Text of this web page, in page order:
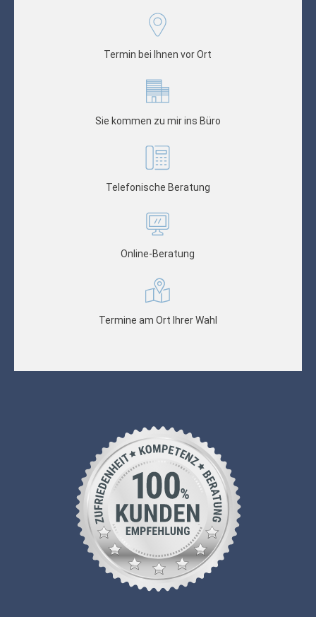
Termin bei Ihnen vor Ort
Sie kommen zu mir ins Büro
Telefonische Beratung
Online-Beratung
Termine am Ort Ihrer Wahl